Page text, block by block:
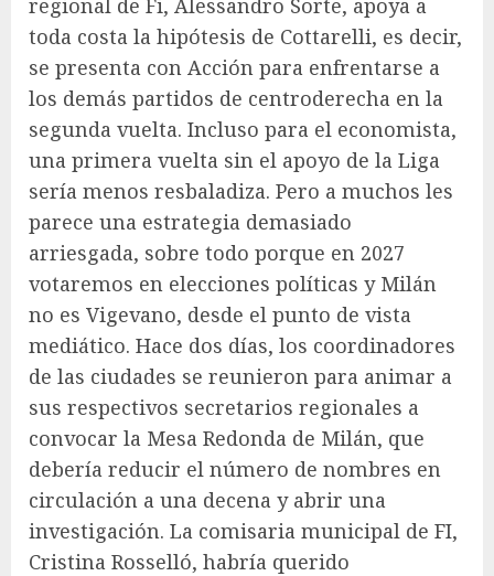
regional de Fi, Alessandro Sorte, apoya a
toda costa la hipótesis de Cottarelli, es decir,
se presenta con Acción para enfrentarse a
los demás partidos de centroderecha en la
segunda vuelta. Incluso para el economista,
una primera vuelta sin el apoyo de la Liga
sería menos resbaladiza. Pero a muchos les
parece una estrategia demasiado
arriesgada, sobre todo porque en 2027
votaremos en elecciones políticas y Milán
no es Vigevano, desde el punto de vista
mediático. Hace dos días, los coordinadores
de las ciudades se reunieron para animar a
sus respectivos secretarios regionales a
convocar la Mesa Redonda de Milán, que
debería reducir el número de nombres en
circulación a una decena y abrir una
investigación. La comisaria municipal de FI,
Cristina Rosselló, habría querido